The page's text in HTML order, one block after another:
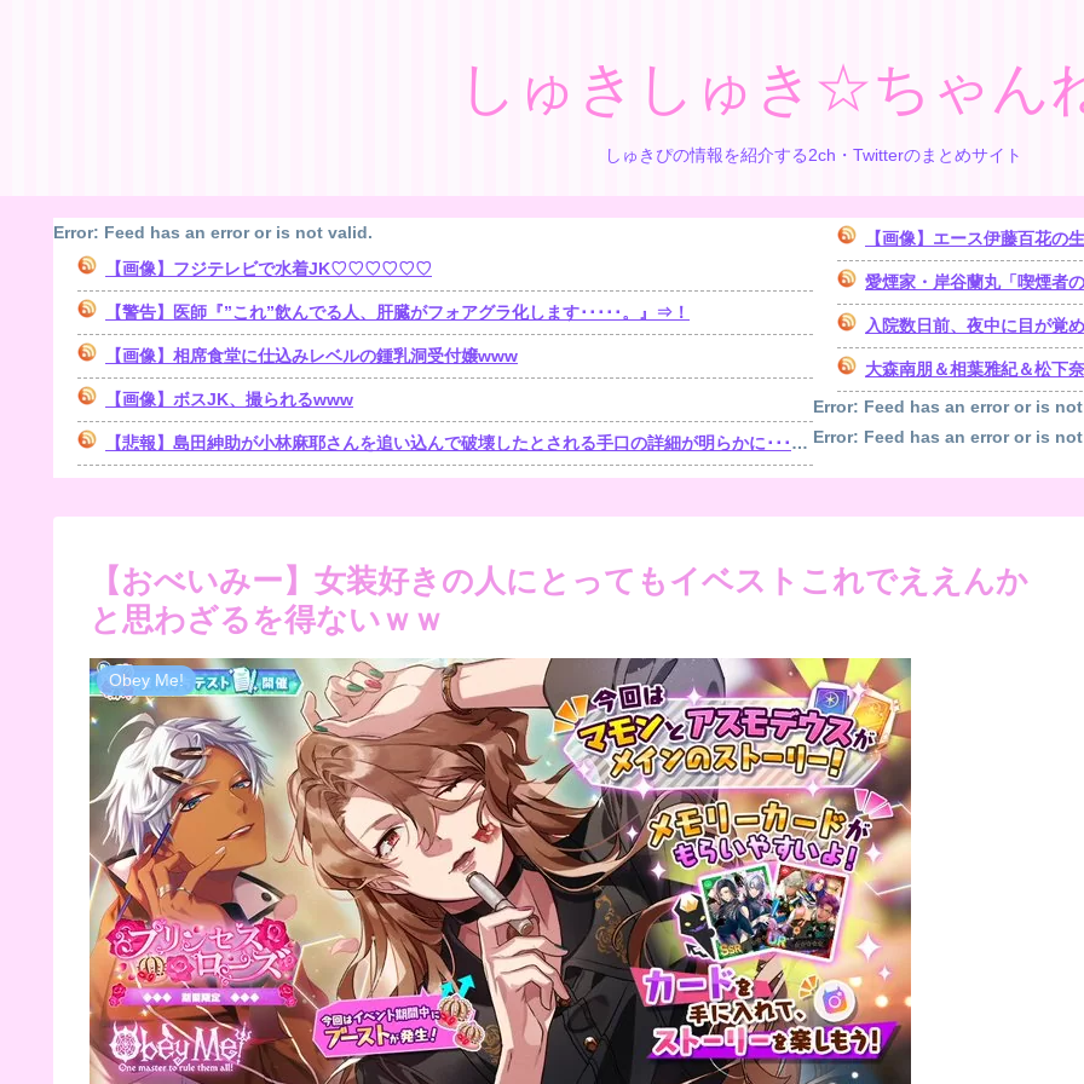
しゅきしゅき☆ちゃん
しゅきぴの情報を紹介する2ch・Twitterのまとめサイト
Error: Feed has an error or is not valid.
【画像】フジテレビで水着JK♡♡♡♡♡♡
【警告】医師『”これ”飲んでる人、肝臓がフォアグラ化します･････。』⇒！
【画像】相席食堂に仕込みレベルの鍾乳洞受付嬢www
【画像】ボスJK、撮られるwww
【悲報】島田紳助が小林麻耶さんを追い込んで破壊したとされる手口の詳細が明らかに･･････！！
【画像】エース伊藤百花の
愛煙家・岸谷蘭丸「喫煙者
入院数日前、夜中に目が覚めたら体が動か
大森南朋＆相葉雅紀＆松下
Error: Feed has an error or is
Error: Feed has an error or is
【おべいみー】女装好きの人にとってもイベストこれでええんか
と思わざるを得ないｗｗ
Obey Me!